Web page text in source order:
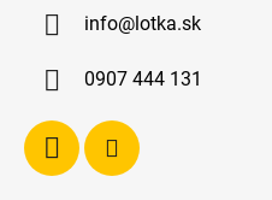
info@lotka.sk
0907 444 131